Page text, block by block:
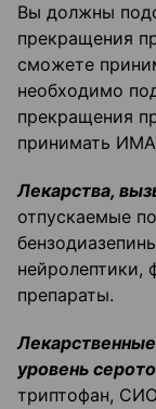
Вы должны
прекращения
сможете
необходимо
прекращения
принимать
Лекарства,
отпускаемые
нейролептики,
препараты.
уровень
триптофан,